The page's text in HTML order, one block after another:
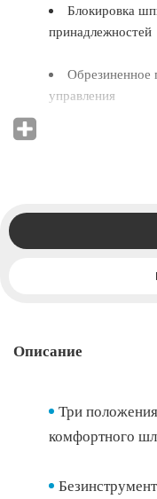
Блокировка
принадлежностей
Обрезиненное
управления
Описание
Три
комфортного